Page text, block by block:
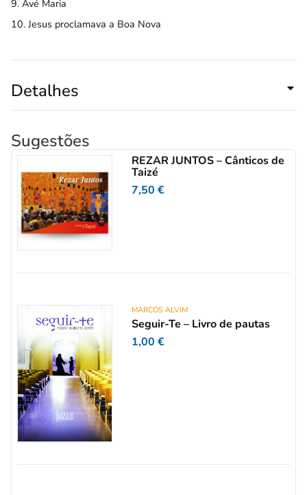
9. Avé Maria
10. Jesus proclamava a Boa Nova
Detalhes
Sugestões
REZAR JUNTOS – Cânticos de
Taizé
7,50€
MARCOS ALVIM
Seguir-Te – Livro de pautas
1,00€